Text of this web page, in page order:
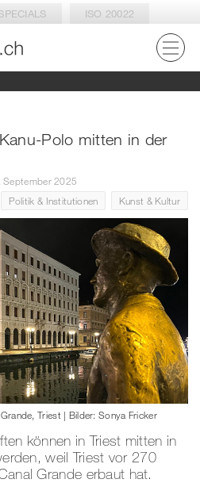
ISO 20022
Polo mitten in der
September 2025
Politik & Institutionen Kunst & Kultur
Triest | Bilder: Sonya Fricker
können in Triest mitten in
weil Triest vor 270
Grande erbaut hat.